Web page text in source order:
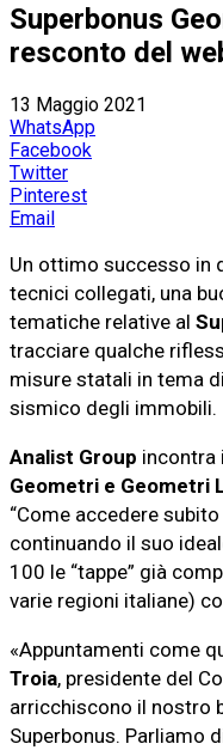
Superbonus
resconto del
13 Maggio 2021
WhatsApp
Facebook
Twitter
Pinterest
Email
Un ottimo successo in
tecnici collegati, una
tematiche relative al
tracciare qualche
misure statali in tema
sismico degli immobili.
Analist Group incontra
Geometri e Geometri
“Come accedere
continuando il suo
100 le “tappe” già
varie regioni italiane)
«Appuntamenti come
Troia, presidente del
arricchiscono il nostro
Superbonus. Parliamo